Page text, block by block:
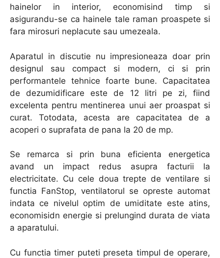
hainelor in interior, economisind timp si
asigurandu-se ca hainele tale raman proaspete si
fara mirosuri neplacute sau umezeala.
Aparatul in discutie nu impresioneaza doar prin
designul sau compact si modern, ci si prin
performantele tehnice foarte bune. Capacitatea
de dezumidificare este de 12 litri pe zi, fiind
excelenta pentru mentinerea unui aer proaspat si
curat. Totodata, acesta are capacitatea de a
acoperi o suprafata de pana la 20 de mp.
Se remarca si prin buna eficienta energetica
avand un impact redus asupra facturii la
electricitate. Cu cele doua trepte de ventilare si
functia FanStop, ventilatorul se opreste automat
indata ce nivelul optim de umiditate este atins,
economisidn energie si prelungind durata de viata
a aparatului.
Cu functia timer puteti preseta timpul de operare,